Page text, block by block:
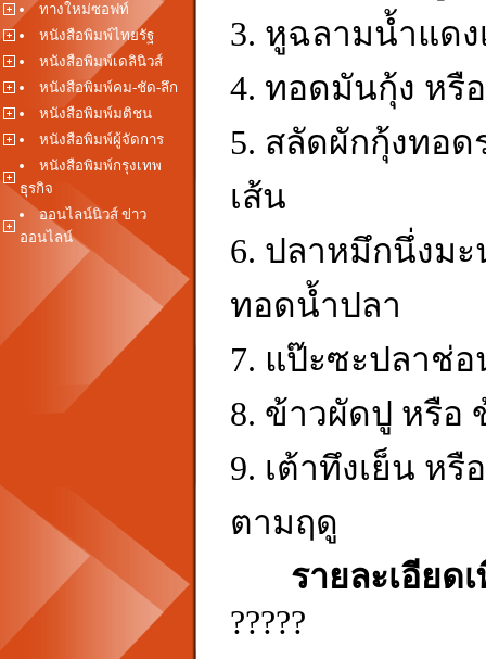
ทางใหม่ซอฟท์
หนังสือพิมพ์ไทยรัฐ
หนังสือพิมพ์เดลินิวส์
หนังสือพิมพ์คม-ชัด-ลึก
หนังสือพิมพ์มติชน
หนังสือพิมพ์ผู้จัดการ
หนังสือพิมพ์กรุงเทพ
ธุรกิจ
ออนไลน์นิวส์ ข่าว
ออนไลน์
3. หูฉลามน้ำแดง
4. ทอดมันกุ้ง หรื
5. สลัดผักกุ้งทอ
เส้น
6. ปลาหมึกนึ่งม
ทอดน้ำปลา
7. แป๊ะซะปลาช่
8. ข้าวผัดปู หรือ
9. เต้าทึงเย็น ห
ตามฤดู
รายละเอียดเ
?????